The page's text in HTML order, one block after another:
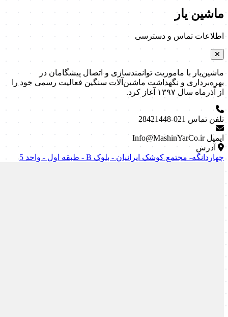
ماشین یار
اطلاعات تماس و دسترسی
ماشین‌یار با ماموریت توانمندسازی و اتصال پیشگامان در
بهره‌برداری و نگهداشت ماشین‌آلات سنگین فعالیت رسمی خود را
از آذرماه سال ۱۳۹۷ آغاز کرد.
تلفن تماس 021-28421448
ایمیل Info@MashinYarCo.ir
آدرس
چهاردانگه- مجتمع کوشک ایرانیان - بلوک B - طبقه اول - واحد 5